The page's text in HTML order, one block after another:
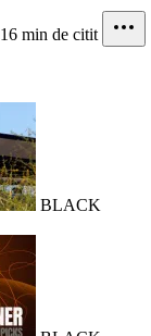
16 min de citit
BLACK